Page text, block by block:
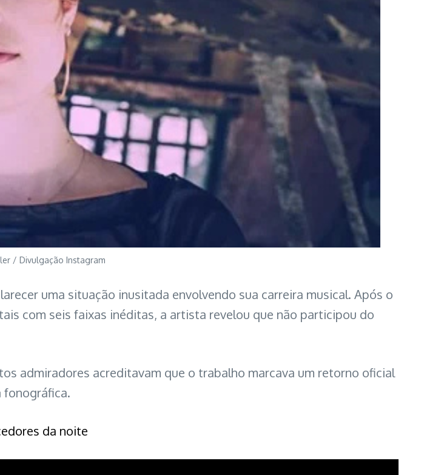
/ Divulgação Instagram
uma situação inusitada envolvendo sua carreira musical. Após o
com seis faixas inéditas, a artista revelou que não participou do
admiradores acreditavam que o trabalho marcava um retorno oficial
fonográfica.
da noite